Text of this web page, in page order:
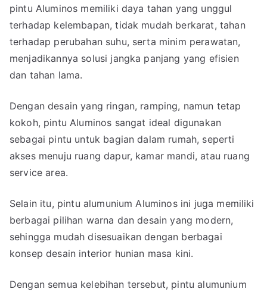
pintu Aluminos memiliki daya tahan yang unggul
terhadap kelembapan, tidak mudah berkarat, tahan
terhadap perubahan suhu, serta minim perawatan,
menjadikannya solusi jangka panjang yang efisien
dan tahan lama.
Dengan desain yang ringan, ramping, namun tetap
kokoh, pintu Aluminos sangat ideal digunakan
sebagai pintu untuk bagian dalam rumah, seperti
akses menuju ruang dapur, kamar mandi, atau ruang
service area.
Selain itu, pintu alumunium Aluminos ini juga memiliki
berbagai pilihan warna dan desain yang modern,
sehingga mudah disesuaikan dengan berbagai
konsep desain interior hunian masa kini.
Dengan semua kelebihan tersebut, pintu alumunium